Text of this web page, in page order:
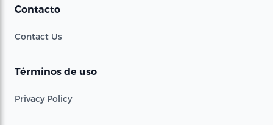
Contacto
Contact Us
Términos de uso
Privacy Policy